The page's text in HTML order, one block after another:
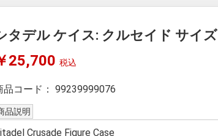
タデル ケイス: クルセイド サイズ
25,700 税込
品コード：99239999076
品説明
Crusade Figure Case